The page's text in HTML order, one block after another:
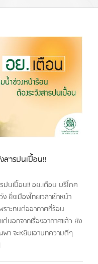
สารปนเปื้อน!!
นเปื้อน!! อย.เตือน บริโภค
ยิ่งเมืองไทยเวลาเข้าหน้า
ราะทนต่ออากาศที่ร้อน
นอกจากเรื่องอากาศแล้ว ยัง
า จะหยิบเอาบทความดีๆ